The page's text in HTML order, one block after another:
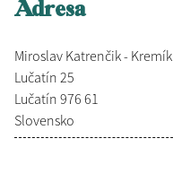
Adresa
Miroslav Katrenčik - Kremík
Lučatín 25
Lučatín 976 61
Slovensko